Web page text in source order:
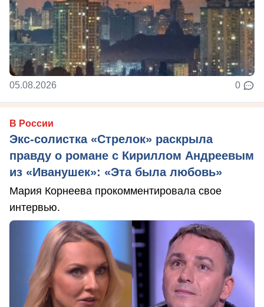
05.08.2026 0
В России
Экс-солистка «Стрелок» раскрыла
правду о романе с Кириллом Андреевым
из «Иванушек»: «Эта была любовь»
Мария Корнеева прокомментировала свое
интервью.